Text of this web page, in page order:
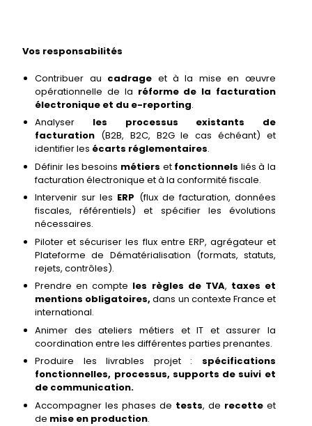
Vos responsabilités
Contribuer au cadrage et à la mise en œuvre
opérationnelle de la réforme de la facturation
électronique et du e-reporting.
Analyser les processus existants de
facturation (B2B, B2C, B2G le cas échéant) et
identifier les écarts réglementaires.
Définir les besoins métiers et fonctionnels liés à la
facturation électronique et à la conformité fiscale.
Intervenir sur les ERP (flux de facturation, données
fiscales, référentiels) et spécifier les évolutions
nécessaires.
Piloter et sécuriser les flux entre ERP, agrégateur et
Plateforme de Dématérialisation (formats, statuts,
rejets, contrôles).
Prendre en compte les règles de TVA, taxes et
mentions obligatoires, dans un contexte France et
international.
Animer des ateliers métiers et IT et assurer la
coordination entre les différentes parties prenantes.
Produire les livrables projet : spécifications
fonctionnelles, processus, supports de suivi et
de communication.
Accompagner les phases de tests, de recetteet
de mise en production.